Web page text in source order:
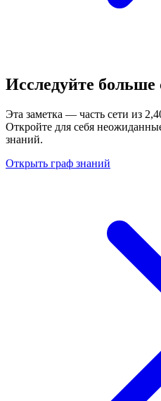
Исследуйте больше
Эта заметка — часть сети из
Откройте для себя
знаний.
Открыть граф знаний